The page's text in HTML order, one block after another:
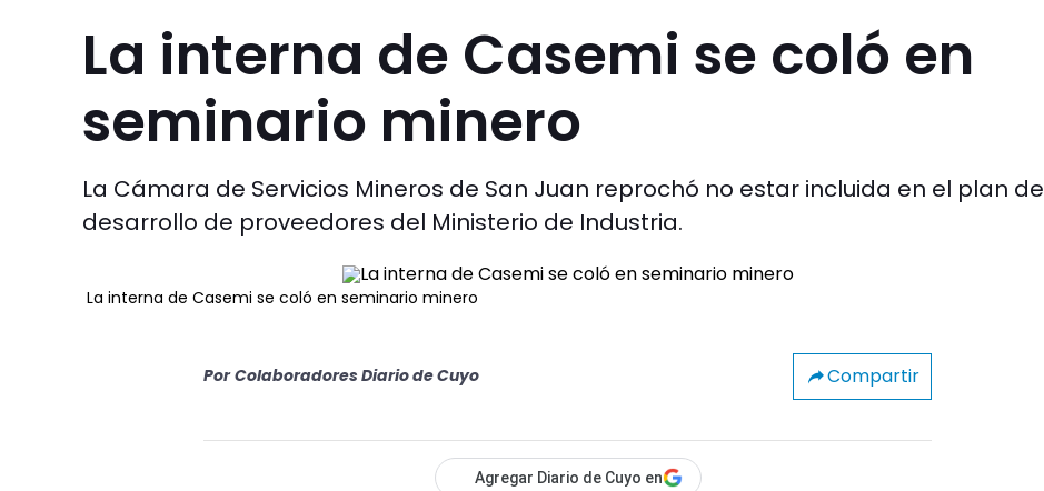
La interna de Casemi se coló en
seminario minero
La Cámara de Servicios Mineros de San Juan reprochó no estar incluida en el plan de
desarrollo de proveedores del Ministerio de Industria.
La interna de Casemi se coló en seminario minero
Por Colaboradores Diario de Cuyo Compartir
Agregar Diario de Cuyo en